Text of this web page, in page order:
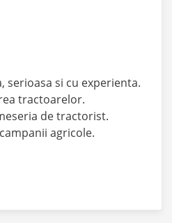
serioasa si cu experienta.
tractoarelor.
de tractorist.
agricole.